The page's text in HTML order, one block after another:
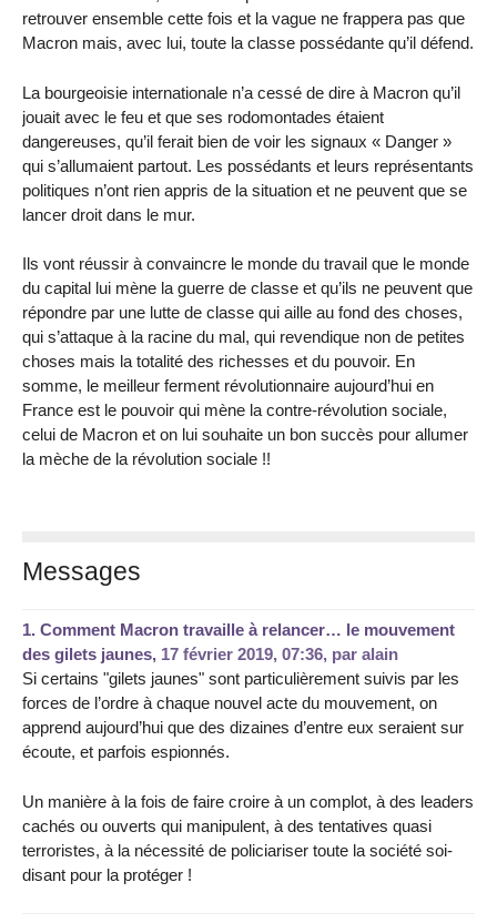
retrouver ensemble cette fois et la vague ne frappera pas que
Macron mais, avec lui, toute la classe possédante qu’il défend.
La bourgeoisie internationale n’a cessé de dire à Macron qu’il
jouait avec le feu et que ses rodomontades étaient
dangereuses, qu’il ferait bien de voir les signaux « Danger »
qui s’allumaient partout. Les possédants et leurs représentants
politiques n’ont rien appris de la situation et ne peuvent que se
lancer droit dans le mur.
Ils vont réussir à convaincre le monde du travail que le monde
du capital lui mène la guerre de classe et qu’ils ne peuvent que
répondre par une lutte de classe qui aille au fond des choses,
qui s’attaque à la racine du mal, qui revendique non de petites
choses mais la totalité des richesses et du pouvoir. En
somme, le meilleur ferment révolutionnaire aujourd’hui en
France est le pouvoir qui mène la contre-révolution sociale,
celui de Macron et on lui souhaite un bon succès pour allumer
la mèche de la révolution sociale !!
Messages
1. Comment Macron travaille à relancer… le mouvement
des gilets jaunes, 17 février 2019, 07:36, par alain
Si certains "gilets jaunes" sont particulièrement suivis par les
forces de l’ordre à chaque nouvel acte du mouvement, on
apprend aujourd’hui que des dizaines d’entre eux seraient sur
écoute, et parfois espionnés.
Un manière à la fois de faire croire à un complot, à des leaders
cachés ou ouverts qui manipulent, à des tentatives quasi
terroristes, à la nécessité de policiariser toute la société soi-
disant pour la protéger !